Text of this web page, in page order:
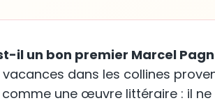
il un bon premier Marcel
dans les collines
une œuvre littéraire : il ne